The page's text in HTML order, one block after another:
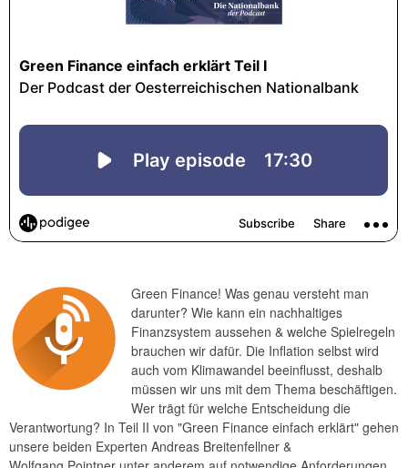
Green Finance! Was genau versteht man
darunter? Wie kann ein nachhaltiges
Finanzsystem aussehen & welche Spielregeln
brauchen wir dafür. Die Inflation selbst wird
auch vom Klimawandel beeinflusst, deshalb
müssen wir uns mit dem Thema beschäftigen.
Wer trägt für welche Entscheidung die
Verantwortung? In Teil II von "Green Finance einfach erklärt" gehen
unsere beiden Experten Andreas Breitenfellner &